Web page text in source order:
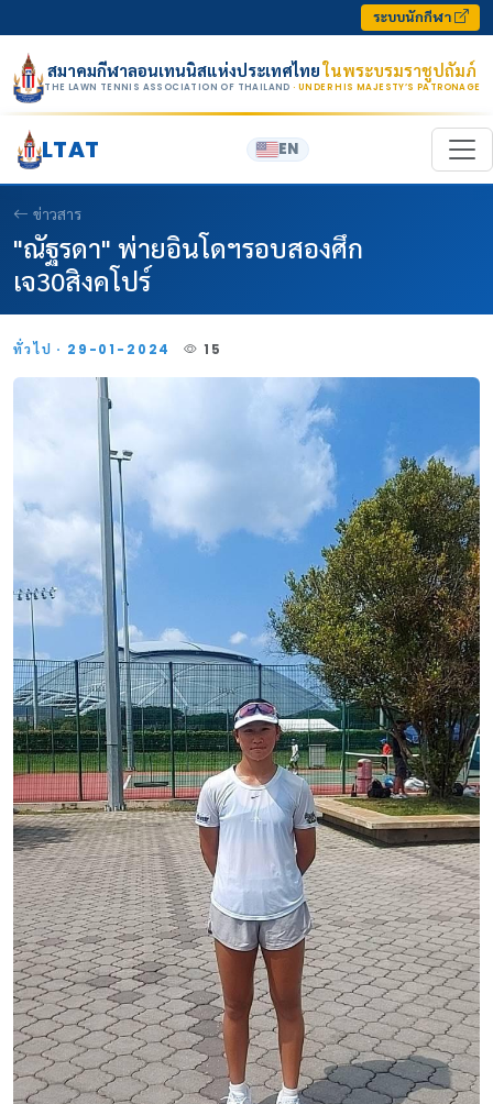
ระบบนักกีฬา
สมาคมกีฬาลอนเทนนิสแห่งประเทศไทยในพระบรมราชูปถัมภ์
THE LAWN TENNIS ASSOCIATION OF THAILAND · UNDER HIS MAJESTY’S PATRONAGE
LTAT EN
ข่าวสาร
"ณัฐรดา" พ่ายอินโดฯรอบสองศึก
เจ30สิงคโปร์
ทั่วไป · 29-01-2024 15